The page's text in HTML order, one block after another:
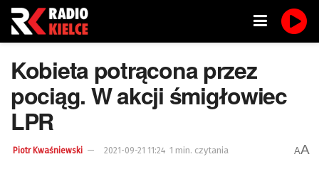
Kobieta potrącona przez
pociąg. W akcji śmigłowiec
LPR
Piotr Kwaśniewski 2021-09-21 11:24 1 min. czytania AA